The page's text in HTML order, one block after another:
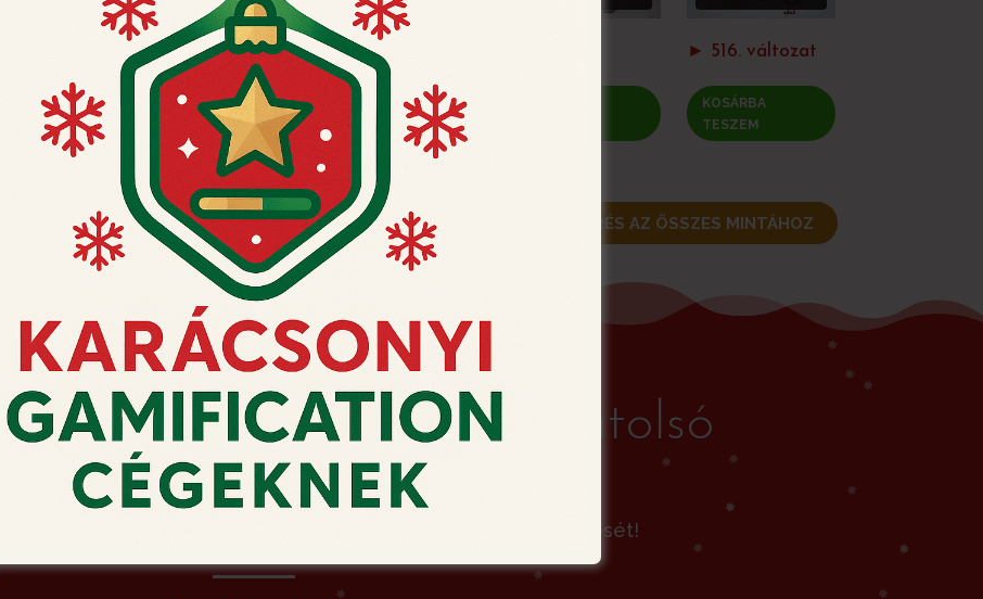
► 517. változat
KOSÁRBA
TESZEM
► 502. változat
KOSÁRBA
TESZEM
► 516. változat
KOSÁRBA
TESZEM
VISSZATÉRÉS AZ ÖSSZES MINTÁHOZ
hagyja a rendelést az utolsó
pillanatra!
15. 23:59-ig fogadjuk Karácsonyi Videó Képeslap rendelését!